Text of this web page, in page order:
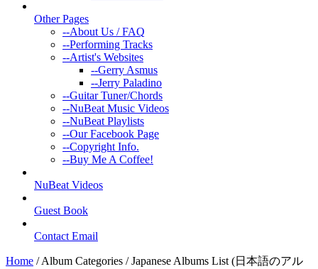
Other Pages
--About Us / FAQ
--Performing Tracks
--Artist's Websites
--Gerry Asmus
--Jerry Paladino
--Guitar Tuner/Chords
--NuBeat Music Videos
--NuBeat Playlists
--Our Facebook Page
--Copyright Info.
--Buy Me A Coffee!
NuBeat Videos
Guest Book
Contact Email
Home / Album Categories /Japanese Albums List (日本語のアル